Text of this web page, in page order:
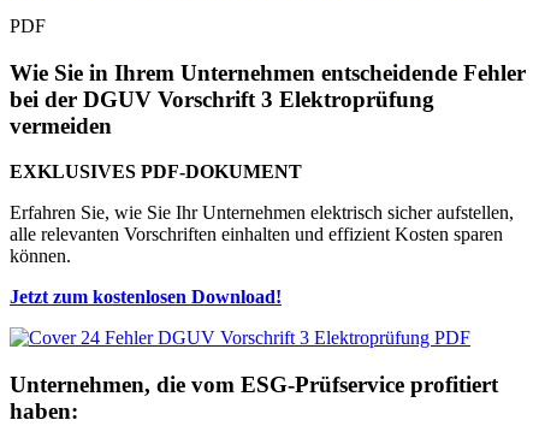
PDF
Wie Sie in Ihrem Unternehmen entscheidende Fehler
bei der DGUV Vorschrift 3 Elektroprüfung
vermeiden
EXKLUSIVES PDF-DOKUMENT
Erfahren Sie, wie Sie Ihr Unternehmen elektrisch sicher aufstellen,
alle relevanten Vorschriften einhalten und effizient Kosten sparen
können.
Jetzt zum kostenlosen Download!
Unternehmen, die vom ESG-Prüfservice profitiert
haben: